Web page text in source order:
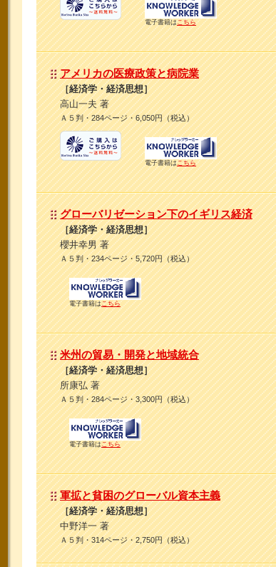
電子書籍はこちら
アメリカの医療政策と病院業
［経済学・経済思想］
高山一夫 著
Ａ５判・284ページ・6,050円（税込）
電子書籍はこちら
グローバリゼーション下のイギリス経済
［経済学・経済思想］
櫻井幸男 著
Ａ５判・234ページ・5,720円（税込）
電子書籍は こちら
米州の貿易・開発と地域統合
［経済学・経済思想］
所康弘 著
Ａ５判・284ページ・3,300円（税込）
電子書籍は こちら
軍拡と貧困のグローバル資本主義
［経済学・経済思想］
中野洋一 著
Ａ５判・314ページ・2,750円（税込）